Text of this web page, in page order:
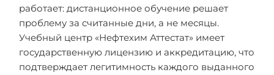
работает: дистанционное обучение решает
проблему за считанные дни, а не месяцы.
Учебный центр «Нефтехим Аттестат» имеет
государственную лицензию и аккредитацию, что
подтверждает легитимность каждого выданного